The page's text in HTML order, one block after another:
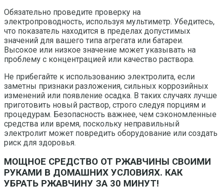
Обязательно проведите проверку на
электропроводность, используя мультиметр. Убедитесь,
что показатель находится в пределах допустимых
значений для вашего типа агрегата или батареи.
Высокое или низкое значение может указывать на
проблему с концентрацией или качество раствора.
Не прибегайте к использованию электролита, если
заметны признаки разложения, сильных коррозийных
изменений или появление осадка. В таких случаях лучше
приготовить новый раствор, строго следуя порциям и
процедурам. Безопасность важнее, чем сэкономленные
средства или время, поскольку неправильный
электролит может повредить оборудование или создать
риск для здоровья.
МОЩНОЕ СРЕДСТВО ОТ РЖАВЧИНЫ СВОИМИ
РУКАМИ В ДОМАШНИХ УСЛОВИЯХ. КАК
УБРАТЬ РЖАВЧИНУ ЗА 30 МИНУТ!